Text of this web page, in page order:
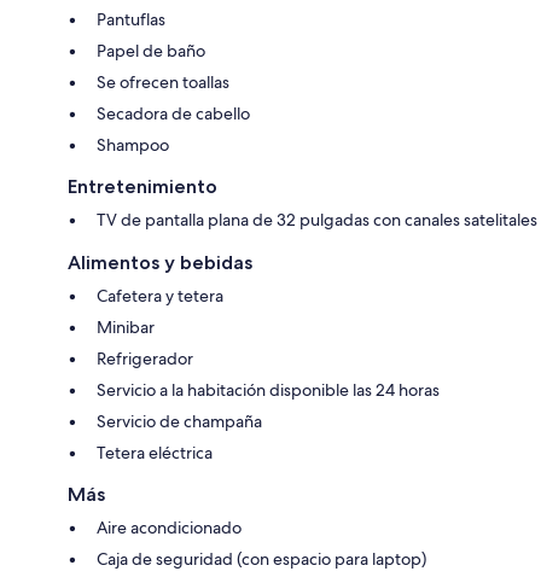
Pantuflas
Papel de baño
Se ofrecen toallas
Secadora de cabello
Shampoo
Entretenimiento
TV de pantalla plana de 32 pulgadas con canales satelitales
Alimentos y bebidas
Cafetera y tetera
Minibar
Refrigerador
Servicio a la habitación disponible las 24 horas
Servicio de champaña
Tetera eléctrica
Más
Aire acondicionado
Caja de seguridad (con espacio para laptop)